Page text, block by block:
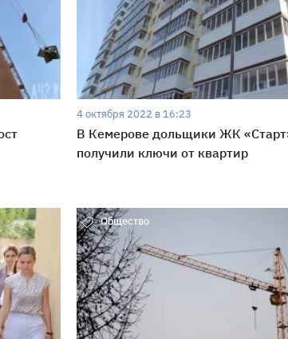
4 октября 2022 в 16:23
В Кемерове дольщики ЖК
получили ключи от квартир
Общество